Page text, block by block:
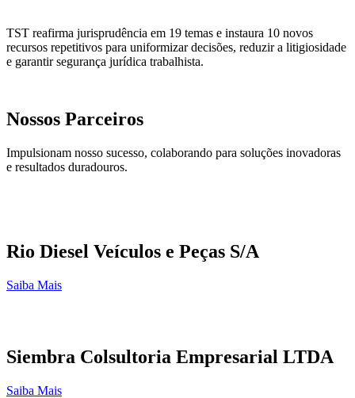
TST reafirma jurisprudência em 19 temas e instaura 10 novos
recursos repetitivos para uniformizar decisões, reduzir a litigiosidade
e garantir segurança jurídica trabalhista.
Nossos Parceiros
Impulsionam nosso sucesso, colaborando para soluções inovadoras
e resultados duradouros.
Rio Diesel Veículos e Peças S/A
Saiba Mais
Siembra Colsultoria Empresarial LTDA
Saiba Mais